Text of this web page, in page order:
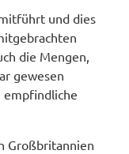
und dies
die Mengen,
gewesen
empfindliche
Großbritannien